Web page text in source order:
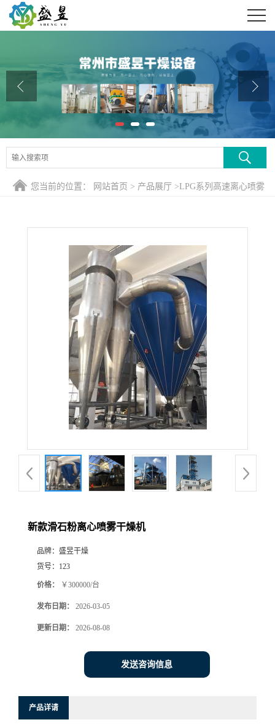
公司介绍
公司动态
产品展厅
证书荣誉
联系方式
您当前的位置： 网站首页 > 产品展厅 >LPG系列高速离心喷雾
新款滑石粉离心喷雾干燥机
品牌： 盛昱干燥
货号： 123
价格： ￥300000/台
发布日期： 2026-03-05
更新日期： 2026-08-08
发送咨询信息
产品详请